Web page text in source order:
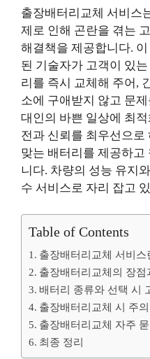
출장배터리교체 서비스
제로 인해 곤란을 겪는
해결책을 제공합니다.
된 기술자가 고객이 있
리를 즉시 교체해 주어,
소에 구애받지 않고 문
대인의 바쁜 일상에 최
전과 신뢰를 최우선으로
맞는 배터리를 제공하
니다. 차량의 성능 유지
수 서비스로 자리 잡고
Table of Contents
출장배터리교체 서비스
출장배터리교체의 장
배터리 종류와 선택 시
출장배터리교체 시 주
출장배터리교체 자주
최종 정리